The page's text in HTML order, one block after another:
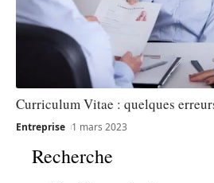
Curriculum Vitae : quelques
Entreprise 1 mars 2023
Recherche